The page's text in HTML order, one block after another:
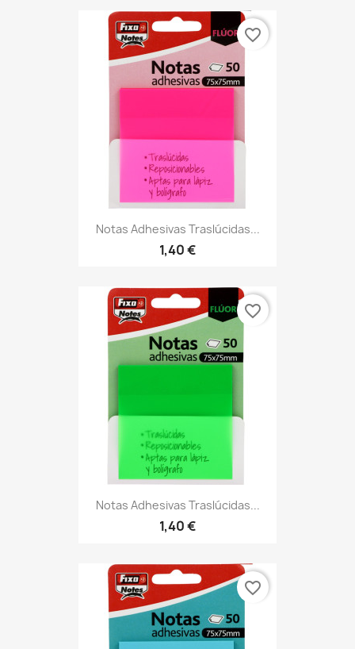
Notas Adhesivas Traslúcidas...
1,40 €
favorite_border
Notas Adhesivas Traslúcidas...
1,40 €
favorite_border
favorite_border